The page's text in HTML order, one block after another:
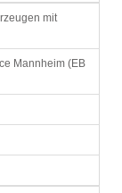
mit
Mannheim (EB